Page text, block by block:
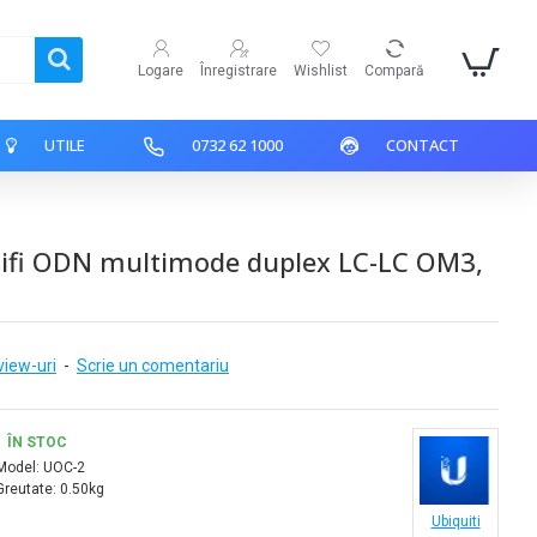
Logare Înregistrare Wishlist Compară
UTILE 0732 62 1000 CONTACT
ODN multimode duplex LC-LC OM3,
uri - Scrie un comentariu
ÎN STOC
UOC-2
0.50kg
Ubiquiti